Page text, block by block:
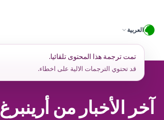
to
content
العربية
آخر الأخبار من أرينبرغ
تمت ترجمة هذا المحتوى تلقائيا.
قد تحتوي الترجمات الالية على اخطاء.